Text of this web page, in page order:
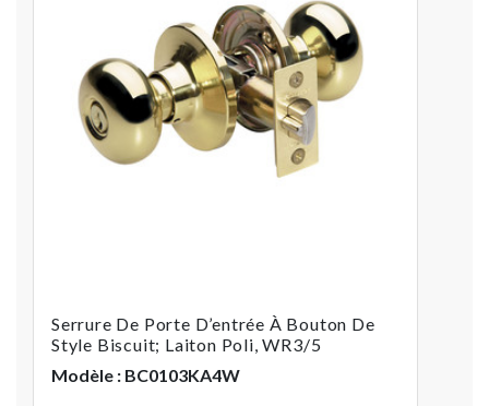
Serrure De Porte D’entrée À Bouton De
Style Biscuit; Laiton Poli, WR3/5
Modèle : BC0103KA4W